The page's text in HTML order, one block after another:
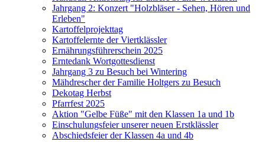
Jahrgang 2: Konzert "Holzbläser - Sehen, Hören und
Erleben"
Kartoffelprojekttag
Kartoffelernte der Viertklässler
Ernährungsführerschein 2025
Erntedank Wortgottesdienst
Jahrgang 3 zu Besuch bei Wintering
Mähdrescher der Familie Holtgers zu Besuch
Dekotag Herbst
Pfarrfest 2025
Aktion "Gelbe Füße" mit den Klassen 1a und 1b
Einschulungsfeier unserer neuen Erstklässler
Abschiedsfeier der Klassen 4a und 4b